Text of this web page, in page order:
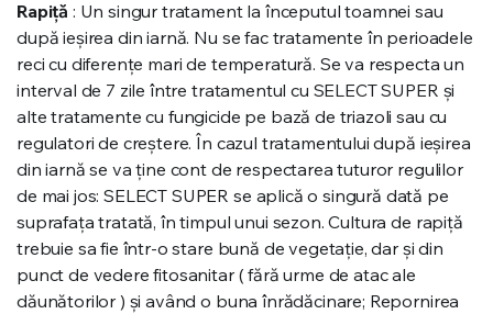
Rapiță : Un singur tratament la începutul toamnei sau
după ieșirea din iarnă. Nu se fac tratamente în perioadele
reci cu diferențe mari de temperatură. Se va respecta un
interval de 7 zile între tratamentul cu SELECT SUPER și
alte tratamente cu fungicide pe bază de triazoli sau cu
regulatori de creștere. În cazul tratamentului după ieșirea
din iarnă se va ține cont de respectarea tuturor regulilor
de mai jos: SELECT SUPER se aplică o singură dată pe
suprafața tratată, în timpul unui sezon. Cultura de rapiță
trebuie sa fie într-o stare bună de vegetație, dar și din
punct de vedere fitosanitar ( fără urme de atac ale
dăunătorilor ) și având o buna înrădăcinare; Repornirea